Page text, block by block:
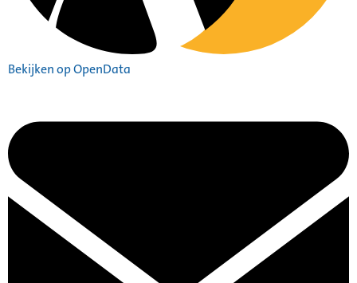
Bekijken op OpenData